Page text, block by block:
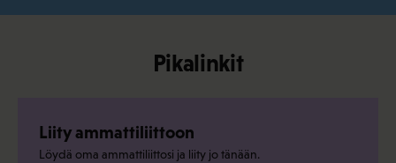
Pikalinkit
Liity ammattiliittoon
Löydä oma ammattiliittosi ja liity jo tänään.